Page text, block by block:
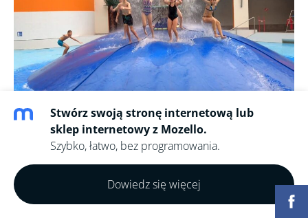
zjeżdżaliśmy na rurach i na
zewnętrznym basenie sami
robiliśmy fale.
Stwórz swoją stronę internetową lub
sklep internetowy z Mozello.
Szybko, łatwo, bez programowania.
Dowiedz się więcej